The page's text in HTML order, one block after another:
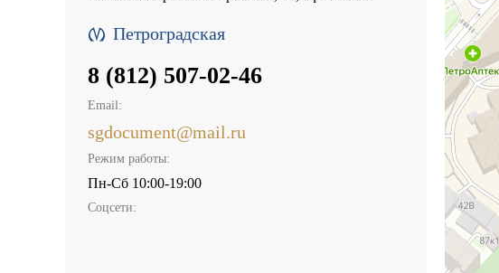
Петроградская
8 (812) 507-02-46
Email:
sgdocument@mail.ru
Режим работы:
Пн-Cб 10:00-19:00
Соцсети: